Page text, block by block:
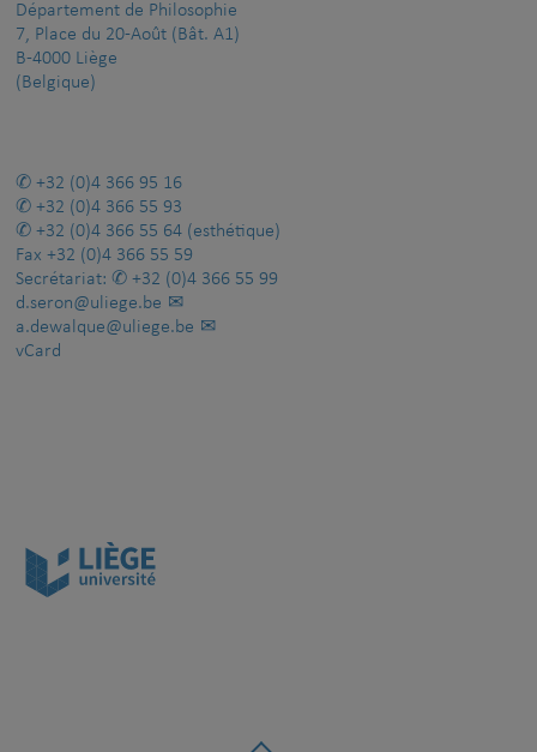
Département de Philosophie
7, Place du 20-Août (Bât. A1)
B-4000 Liège
(Belgique)
+32 (0)4 366 95 16
+32 (0)4 366 55 93
+32 (0)4 366 55 64 (esthétique)
Fax +32 (0)4 366 55 59
Secrétariat:
+32 (0)4 366 55 99
d.seron@uliege.be
a.dewalque@uliege.be
vCard